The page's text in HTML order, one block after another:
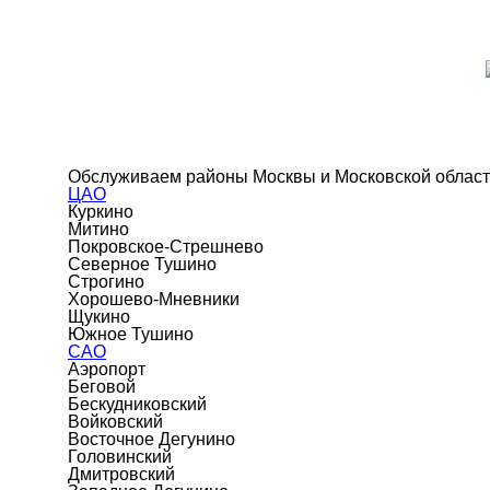
Обслуживаем районы Москвы и Московской
ЦАО
Куркино
Митино
Покровское-Стрешнево
Северное Тушино
Строгино
Хорошево-Мневники
Щукино
Южное Тушино
САО
Аэропорт
Беговой
Бескудниковский
Войковский
Восточное Дегунино
Головинский
Дмитровский